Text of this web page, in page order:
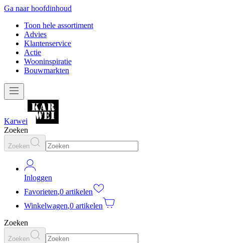
Ga naar hoofdinhoud
Toon hele assortiment
Advies
Klantenservice
Actie
Wooninspiratie
Bouwmarkten
Karwei
Zoeken
Zoeken
Inloggen
Favorieten,0 artikelen
Winkelwagen,0 artikelen
Zoeken
Zoeken